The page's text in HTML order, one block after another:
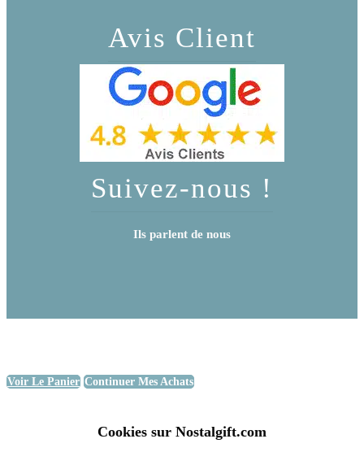
Avis Client
Suivez-nous !
Ils parlent de nous
Voir Le Panier Continuer Mes Achats
Cookies sur Nostalgift.com